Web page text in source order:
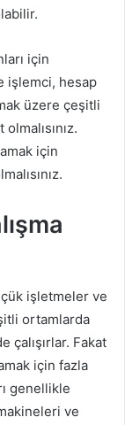
için
işlemci, hesap
üzere çeşitli
için
işletmeler ve
ortamlarda
çalışırlar. Fakat
için fazla
genellikle
ve